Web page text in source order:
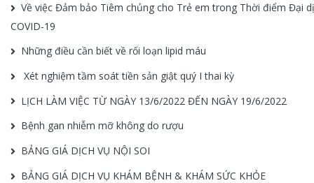
Về việc Đảm bảo Tiêm chủng cho Trẻ em trong Thời điểm Đại
COVID-19
Những điều cần biết về rối loạn lipid máu
Xét nghiệm tầm soát tiền sản giật quý I thai kỳ
LỊCH LÀM VIỆC TỪ NGÀY 13/6/2022 ĐẾN NGÀY 19/6/2022
Bệnh gan nhiễm mỡ không do rượu
BẢNG GIÁ DỊCH VỤ NỘI SOI
BẢNG GIÁ DỊCH VỤ KHÁM BỆNH & KHÁM SỨC KHỎE